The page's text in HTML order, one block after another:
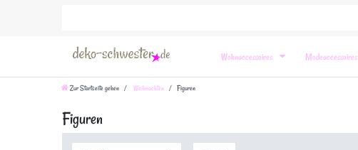
Wohnaccessoires Modeaccessoires
Zur Startseite gehen Weihnachten Figuren
Figuren